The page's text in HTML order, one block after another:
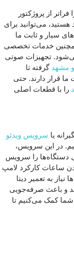
از پروژکتور
می‌توانید برای
سیار و ثابت ما
خدمات تخصصی
می‌شود. تجهیزات صوتی
مشهد گرفته تا
قرار دارند. حتی
را با قطعات اصلی
یا سرویس ویدئو
در این سرویس،
دستگاه‌ها را سرویس
ساعات کارکرد لامپ
به تعمیر دیتا
و باعث صرفه‌جویی
شما کمک می‌کنیم تا